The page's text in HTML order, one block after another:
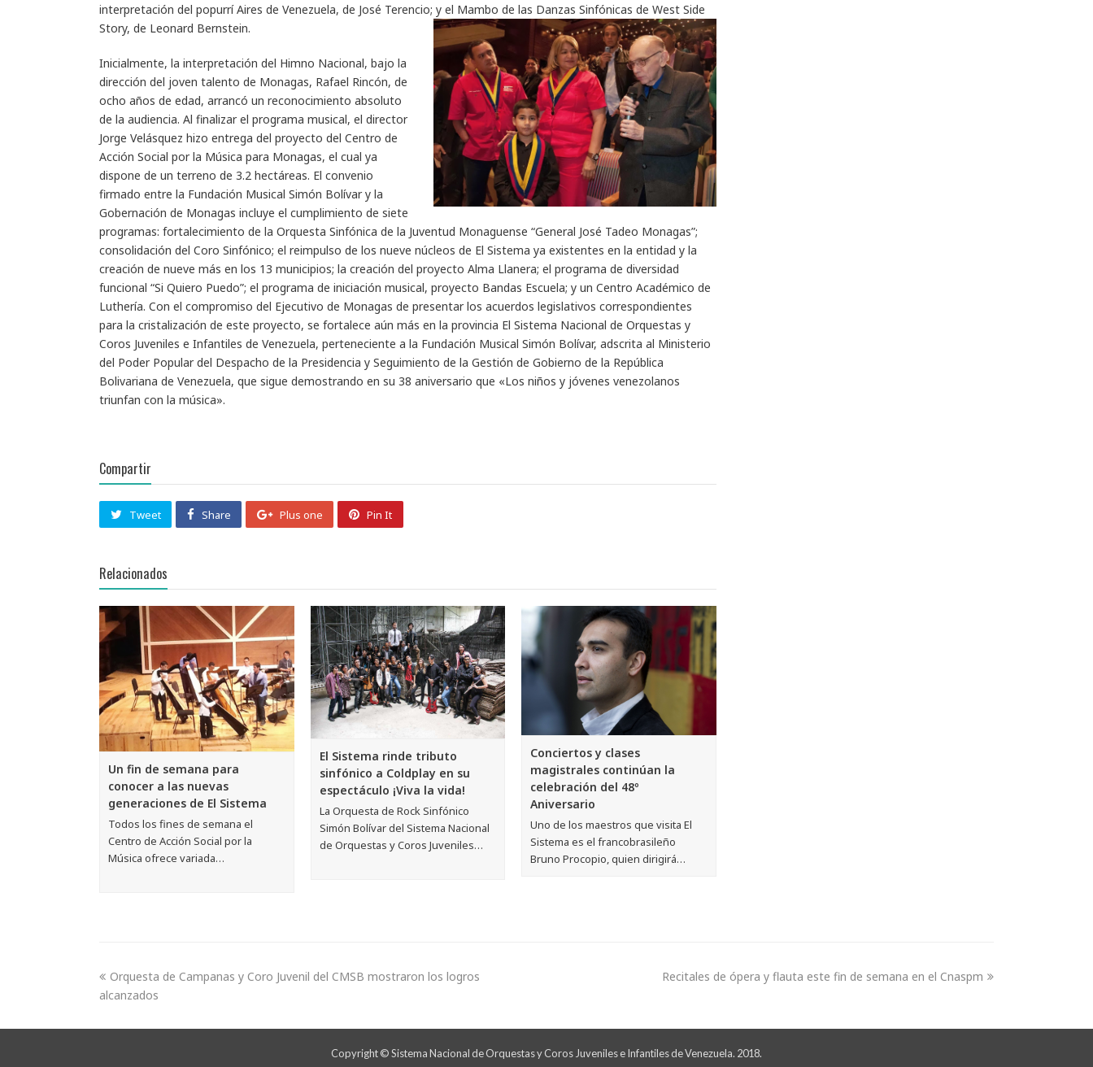
interpretación del popurrí Aires de Venezuela, de José Terencio; y el Mambo de las Danzas Sinfónicas de West Side
Story, de Leonard Bernstein.
Inicialmente, la interpretación del Himno Nacional, bajo la
dirección del joven talento de Monagas, Rafael Rincón, de
ocho años de edad, arrancó un reconocimiento absoluto
de la audiencia. Al finalizar el programa musical, el director
Jorge Velásquez hizo entrega del proyecto del Centro de
Acción Social por la Música para Monagas, el cual ya
dispone de un terreno de 3.2 hectáreas. El convenio
firmado entre la Fundación Musical Simón Bolívar y la
Gobernación de Monagas incluye el cumplimiento de siete
programas: fortalecimiento de la Orquesta Sinfónica de la Juventud Monaguense “General José Tadeo Monagas”;
consolidación del Coro Sinfónico; el reimpulso de los nueve núcleos de El Sistema ya existentes en la entidad y la
creación de nueve más en los 13 municipios; la creación del proyecto Alma Llanera; el programa de diversidad
funcional “Si Quiero Puedo”; el programa de iniciación musical, proyecto Bandas Escuela; y un Centro Académico de
Luthería. Con el compromiso del Ejecutivo de Monagas de presentar los acuerdos legislativos correspondientes
para la cristalización de este proyecto, se fortalece aún más en la provincia El Sistema Nacional de Orquestas y
Coros Juveniles e Infantiles de Venezuela, perteneciente a la Fundación Musical Simón Bolívar, adscrita al Ministerio
del Poder Popular del Despacho de la Presidencia y Seguimiento de la Gestión de Gobierno de la República
Bolivariana de Venezuela, que sigue demostrando en su 38 aniversario que «Los niños y jóvenes venezolanos
triunfan con la música».
Compartir
Tweet Share Plus one Pin It
Relacionados
Un fin de semana para
conocer a las nuevas
generaciones de El Sistema
Todos los fines de semana el
Centro de Acción Social por la
Música ofrece variada…
El Sistema rinde tributo
sinfónico a Coldplay en su
espectáculo ¡Viva la vida!
La Orquesta de Rock Sinfónico
Simón Bolívar del Sistema Nacional
de Orquestas y Coros Juveniles…
Conciertos y clases
magistrales continúan la
celebración del 48º
Aniversario
Uno de los maestros que visita El
Sistema es el francobrasileño
Bruno Procopio, quien dirigirá…
Orquesta de Campanas y Coro Juvenil del CMSB mostraron los logros
alcanzados
Recitales de ópera y flauta este fin de semana en el Cnaspm
Copyright © Sistema Nacional de Orquestas y Coros Juveniles e Infantiles de Venezuela. 2018.